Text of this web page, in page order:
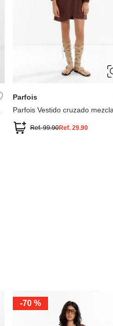
L
Parfois
Parfois Vestido cruzado mezcla
Ref.99.90Ref. 29.90
-70 %